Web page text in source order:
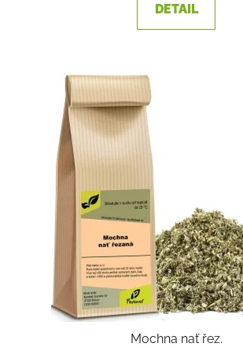
DETAIL
Mochna nať řez.